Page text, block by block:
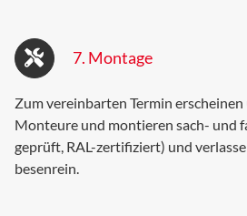
7. Montage
Zum vereinbarten Termin
Monteure und montieren sach- und
geprüft, RAL-zertifiziert) und
besenrein.